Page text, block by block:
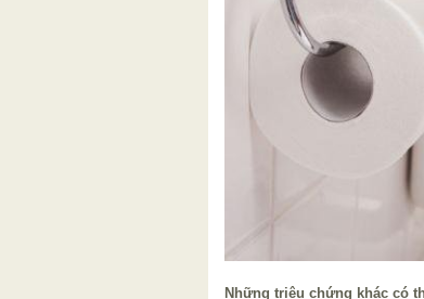
Những triệu chứng khác có